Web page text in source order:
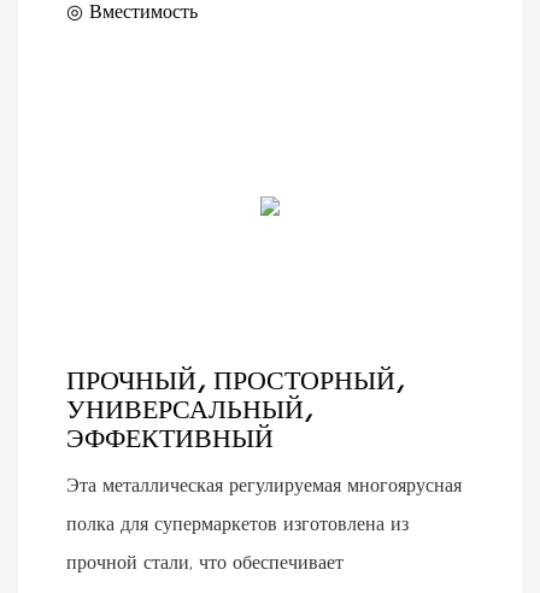
◎ Вместимость
ПРОЧНЫЙ, ПРОСТОРНЫЙ,
УНИВЕРСАЛЬНЫЙ,
ЭФФЕКТИВНЫЙ
Эта металлическая регулируемая многоярусная
полка для супермаркетов изготовлена ​​из
прочной стали, что обеспечивает